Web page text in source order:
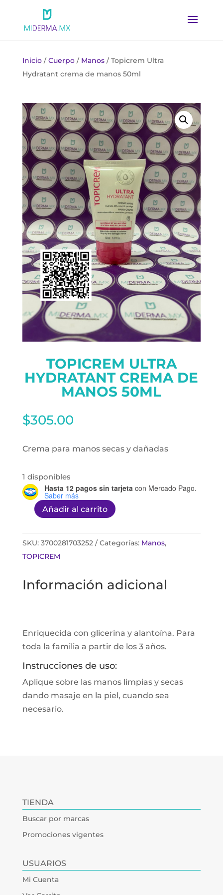
Inicio/Cuerpo/ Manos/ Topicrem Ultra
Hydratant crema de manos 50ml
TOPICREM ULTRA
HYDRATANT CREMA DE
MANOS 50ML
$305.00
Crema para manos secas y dañadas
1 disponibles
Hasta 12 pagos sin tarjeta con Mercado Pago.
Saber más
Topicrem
Hydratant
crema
manos
Añadir al carrito
SKU: 3700281703252 Categorías: Manos,
TOPICREM
Información adicional
Enriquecida con glicerina y alantoína. Para
toda la familia a partir de los 3 años.
Instrucciones de uso:
Aplique sobre las manos limpias y secas
dando masaje en la piel, cuando sea
necesario.
TIENDA
Buscar por marcas
Promociones vigentes
USUARIOS
Mi Cuenta